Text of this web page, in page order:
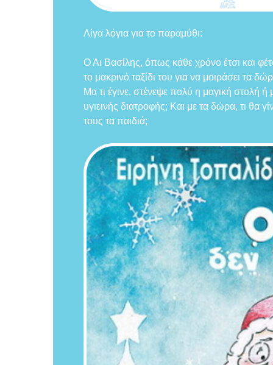
Λίγα λόγια για το παραμύθι:
Ο Αι Βασίλης, όπως κάθε χρόνο έτσι και
το μακρινό ταξίδι του για να μοιράσει
Μα τι έγινε, στένεψε πολύ η μαγική στολή ή
υγιεινής διατροφής; Και με τα δώρα, τι θα
τους τα παιδιά;